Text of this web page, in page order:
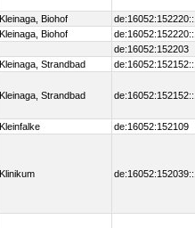
Kleinaga, Biohof
Kleinaga, Biohof
de:16052:152203
Kleinaga, Strandbad
Kleinaga, Strandbad
Kleinfalke de:16052:152109
Klinikum